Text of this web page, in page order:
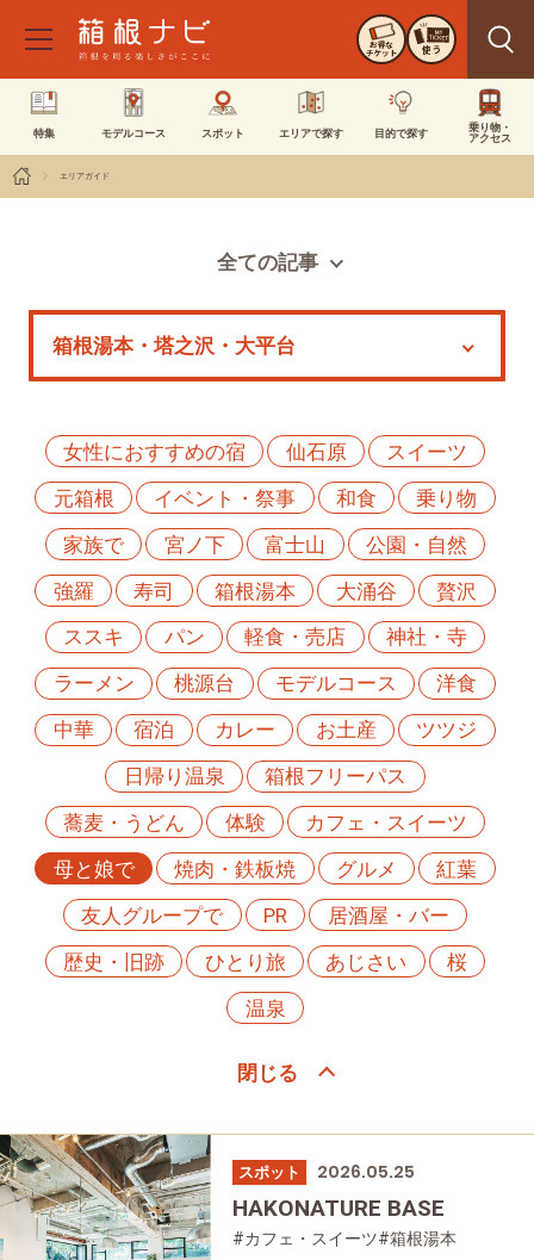
お得な
チケット 使う
特集 モデルコース スポット エリアで探す 目的で探す
乗り物・
アクセス
エリアガイド
全ての記事
モデルコース
特集
女性におすすめの宿
仙石原
スイーツ
元箱根
イベント・祭事 和食
乗り物
家族で
宮ノ下 富士山
公園・自然
強羅
寿司 箱根湯本 大涌谷
贅沢
ススキ
パン 軽食・売店
神社・寺
ラーメン
桃源台 モデルコース
洋食
中華
宿泊 カレー お土産
ツツジ
日帰り温泉
箱根フリーパス
蕎麦・うどん
体験
カフェ・スイーツ
母と娘で
焼肉・鉄板焼 グルメ
紅葉
友人グループで
PR
居酒屋・バー
歴史・旧跡
ひとり旅 あじさい
桜
温泉
スポット 2026.05.25
HAKONATURE BASE
#カフェ・スイーツ#箱根湯本